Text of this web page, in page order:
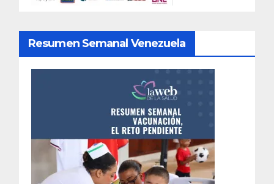
Resumen Semanal Venezuela